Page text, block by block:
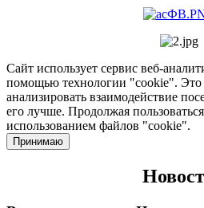
Сайт использует сервис веб-
помощью технологии "cookie". Это
анализировать взаимодействие
его лучше. Продолжая
использованием файлов "cookie".
Принимаю